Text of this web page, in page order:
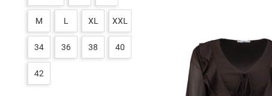
M L XL XXL
34 36 38 40
42